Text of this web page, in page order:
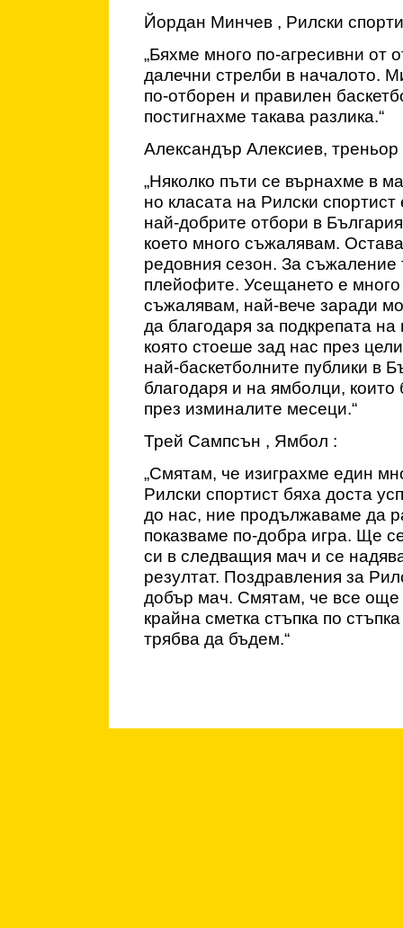
Йордан Минчев , Рилски
„Бяхме много по-агресивни от
далечни стрелби в началото.
по-отборен и правилен
постигнахме такава разлика.“
Александър Алексиев,
„Няколко пъти се върнахме в
но класата на Рилски
най-добрите отбори в
което много съжалявам.
редовния сезон. За съжаление
плейофите. Усещането е
съжалявам, най-вече заради
да благодаря за подкрепата
която стоеше зад нас през
най-баскетболните публики в
благодаря и на ямболци,
през изминалите месеци.“
Трей Сампсън , Ямбол :
„Смятам, че изиграхме един
Рилски спортист бяха доста
до нас, ние продължаваме да
показваме по-добра игра. Ще
си в следващия мач и се
резултат. Поздравления за
добър мач. Смятам, че все още
крайна сметка стъпка по
трябва да бъдем.“